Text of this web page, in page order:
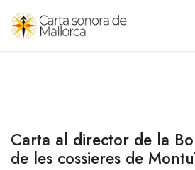
Carta al director de la
de les cossieres de